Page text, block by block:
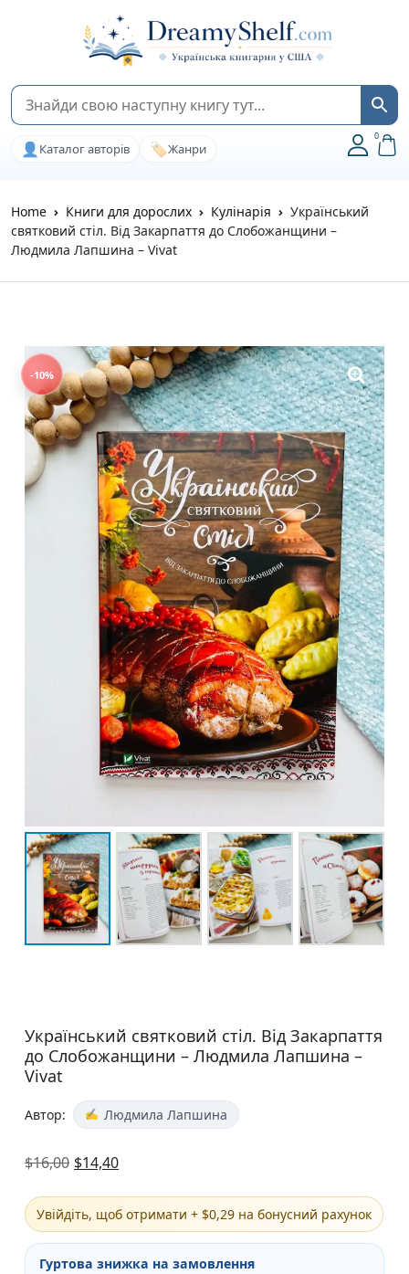
👤 Каталог авторів 🏷️Жанри
0
Home Книги для дорослих Кулінарія
Український
святковий стіл. Від Закарпаття до Слобожанщини –
Людмила Лапшина – Vivat
-10%
Український святковий стіл. Від Закарпаття
до Слобожанщини – Людмила Лапшина –
Vivat
Автор: Людмила Лапшина
$16,00 $14,40
Увійдіть, щоб отримати + $0,29 на бонусний рахунок
Гуртова знижка на замовлення